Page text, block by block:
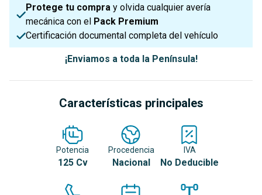
Protege tu compra y olvida cualquier avería
mecánica con el Pack Premium
Certificación documental completa del vehículo
¡Enviamos a toda la Península!
Características principales
Potencia
125 Cv
Procedencia
Nacional
IVA
No Deducible